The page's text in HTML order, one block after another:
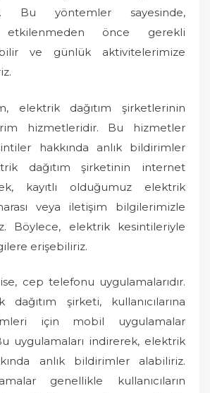
Bu yöntemler sayesinde,
etkilenmeden önce gerekli
ve günlük aktivitelerimize
elektrik dağıtım şirketlerinin
hizmetleridir. Bu hizmetler
hakkında anlık bildirimler
dağıtım şirketinin internet
kayıtlı olduğumuz elektrik
veya iletişim bilgilerimizle
Böylece, elektrik kesintileriyle
erişebiliriz.
cep telefonu uygulamalarıdır.
şirketi, kullanıcılarına
için mobil uygulamalar
uygulamaları indirerek, elektrik
anlık bildirimler alabiliriz.
genellikle kullanıcıların